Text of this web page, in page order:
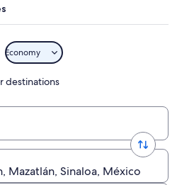
Economy
destinations
Mazatlán, Sinaloa, México